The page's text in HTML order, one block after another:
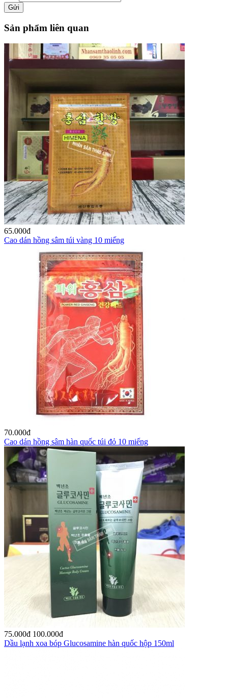
Sản phẩm liên quan
65.000đ
Cao dán hồng sâm túi vàng 10 miếng
70.000đ
Cao dán hồng sâm hàn quốc túi đỏ 10 miếng
75.000đ 100.000đ
Dầu lạnh xoa bóp Glucosamine hàn quốc hộp 150ml